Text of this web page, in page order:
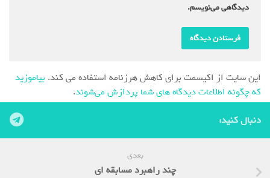
دیدگاهی می‌نویسم.
این سایت از اکیسمت برای کاهش هرزنامه استفاده می کند. بیاموزید
که چگونه اطلاعات دیدگاه های شما پردازش می‌شوند.
دنبال کنید:
بعدی
چند راهبرد مسابقه ای